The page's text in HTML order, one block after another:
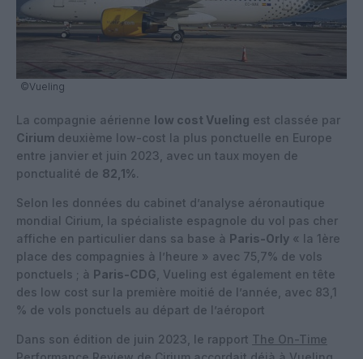
©Vueling
La compagnie aérienne low cost Vueling est classée par
Cirium deuxième low-cost la plus ponctuelle en Europe
entre janvier et juin 2023, avec un taux moyen de
ponctualité de 82,1%.
Selon les données du cabinet d’analyse aéronautique
mondial Cirium, la spécialiste espagnole du vol pas cher
affiche en particulier dans sa base à Paris-Orly « la 1ère
place des compagnies à l’heure » avec 75,7% de vols
ponctuels ; à Paris-CDG , Vueling est également en tête
des low cost sur la première moitié de l’année, avec 83,1
% de vols ponctuels au départ de l’aéroport
Dans son édition de juin 2023, le rapport The On-Time